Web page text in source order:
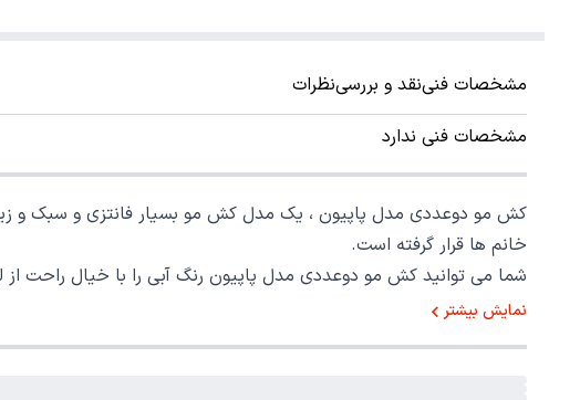
مشخصات فنینقد و بررسینظرات
مشخصات فنی ندارد
کش مو دوعددی مدل پاپیون ، یک مدل کش مو بسیار فانتزی و سبک و
خانم ها قرار گرفته است.
شما می توانید کش مو دوعددی مدل پاپیون رنگ آبی را با خیال راحت
نمایش بیشتر